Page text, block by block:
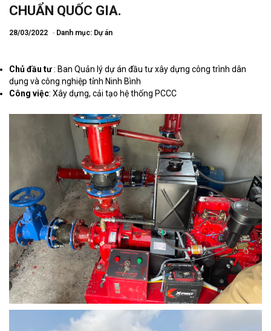
CHUẨN QUỐC GIA.
28/03/2022 Danh mục: Dự án
Chủ đầu tư: Ban Quản lý dự án đầu tư xây dựng công trình dân
dụng và công nghiệp tỉnh Ninh Bình
Công việc: Xây dựng, cải tạo hệ thống PCCC